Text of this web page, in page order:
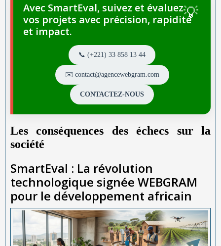
Avec SmartEval, suivez et évaluez
vos projets avec précision, rapidité
et impact.
📞 (+221) 33 858 13 44
✉️ contact@agencewebgram.com
CONTACTEZ-NOUS
Les conséquences des échecs sur la
société
SmartEval : La révolution
technologique signée WEBGRAM
pour le développement africain